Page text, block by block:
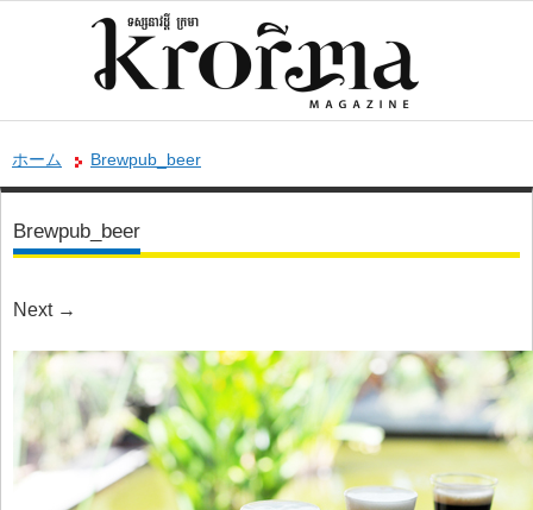
ホーム Brewpub_beer
Brewpub_beer
Next →